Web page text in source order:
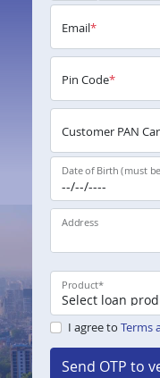
Email*
Pin Code*
Customer PAN
Date of Birth (must
Address
Product*
I agree to Terms
Send OTP to